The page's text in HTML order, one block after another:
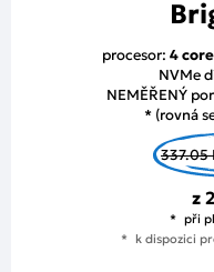
procesor: 4
NVMe
NEMĚŘENÝ
* (rovná
337.05
z
při
k dispozici